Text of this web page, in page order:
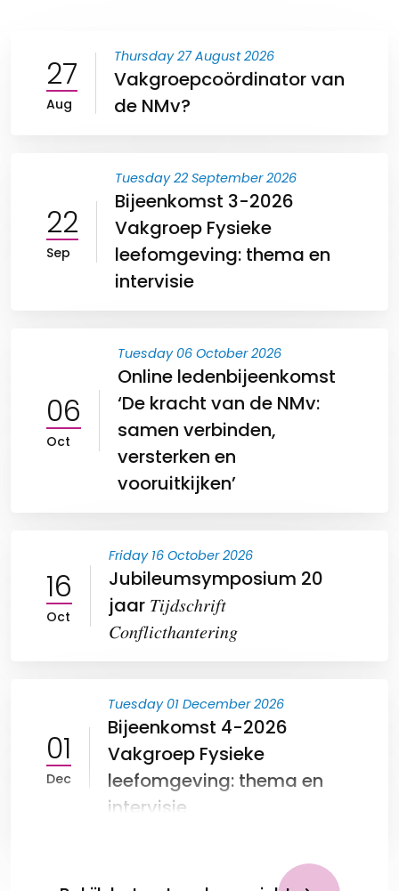
27
Aug
Thursday 27 August 2026
Vakgroepcoördinator van
de NMv?
22
Sep
Tuesday 22 September 2026
Bijeenkomst 3-2026
Vakgroep Fysieke
leefomgeving: thema en
intervisie
06
Oct
Tuesday 06 October 2026
Online ledenbijeenkomst
‘De kracht van de NMv:
samen verbinden,
versterken en
vooruitkijken’
16
Oct
Friday 16 October 2026
Jubileumsymposium 20
jaar 𝑇𝑖𝑗𝑑𝑠𝑐ℎ𝑟𝑖𝑓𝑡
𝐶𝑜𝑛𝑓𝑙𝑖𝑐𝑡ℎ𝑎𝑛𝑡𝑒𝑟𝑖𝑛𝑔
01
Dec
Tuesday 01 December 2026
Bijeenkomst 4-2026
Vakgroep Fysieke
leefomgeving: thema en
intervisie